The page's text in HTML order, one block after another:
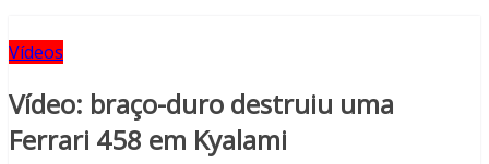
Vídeos
Vídeo: braço-duro destruiu uma
Ferrari 458 em Kyalami